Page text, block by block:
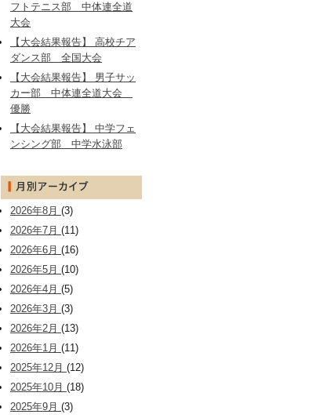
フトテニス部 中体連全道
大会
【大会結果報告】 高校チア
ダンス部 全国大会
【大会結果報告】 男子サッ
カー部 中体連全道大会
優勝
【大会結果報告】 中学フェ
ンシング部 中学水泳部
2026年8月 (3)
2026年7月 (11)
2026年6月 (16)
2026年5月 (10)
2026年4月 (5)
2026年3月 (3)
2026年2月 (13)
2026年1月 (11)
2025年12月 (12)
2025年10月 (18)
2025年9月 (3)